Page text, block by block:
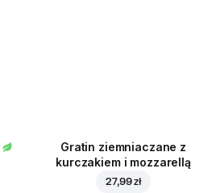
Gratin ziemniaczane z
kurczakiem i mozzarellą
27,99 zł